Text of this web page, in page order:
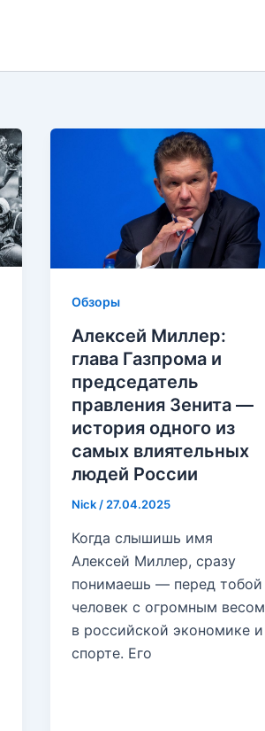
Обзоры
Алексей Миллер:
глава Газпрома и
председатель
правления Зенита —
история одного из
самых влиятельных
людей России
Nick / 27.04.2025
Когда слышишь имя
Алексей Миллер, сразу
понимаешь — перед тобой
человек с огромным весом
в российской экономике и
спорте. Его